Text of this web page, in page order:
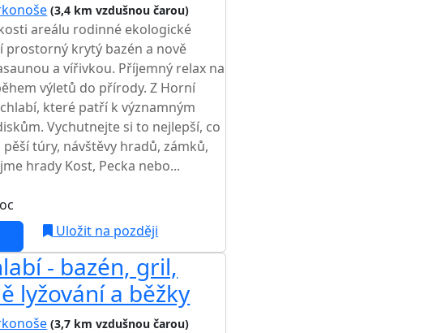
(3,4 km vzdušnou čarou)
areálu rodinné ekologické
prostorný krytý bazén a nově
a vířivkou. Příjemný relax na
výletů do přírody. Z Horní
které patří k významným
Vychutnejte si to nejlepší, co
túry, návštěvy hradů, zámků,
hrady Kost, Pecka nebo...
Uložit na později
- bazén, gril,
lyžování a běžky
(3,7 km vzdušnou čarou)